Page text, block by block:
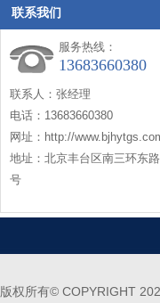
联系我们
服务热线：
13683660380
联系人：张经理
电话：13683660380
网址：http://
地址：北京丰台区南三环东
号
版权所有© COPYRIGHT